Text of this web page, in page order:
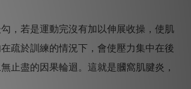
，若是運動完沒有加以伸展收操，使肌
疏於訓練的情況下，會使壓力集中在後
止盡的因果輪迴。這就是膕窩肌腱炎，